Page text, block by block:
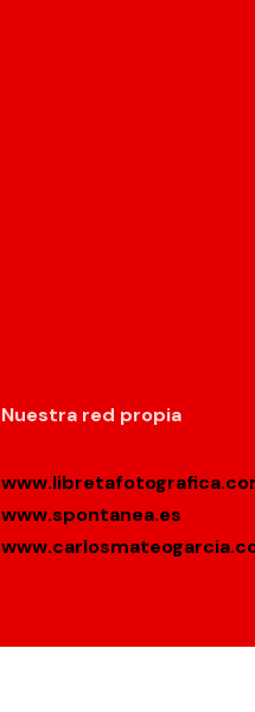
Nuestra red propia
www.spontanea.es